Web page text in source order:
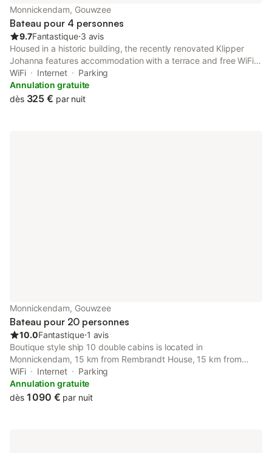
Monnickendam, Gouwzee
Bateau pour 4 personnes
9.7Fantastique⋅3 avis
Housed in a historic building, the recently renovated Klipper
Johanna features accommodation with a terrace and free WiFi.
The air-conditioned accommodation is 15 km from A'DAM
Lookout.
WiFi Internet
Parking
Annulation gratuite
dès 325 € par nuit
Monnickendam, Gouwzee
Bateau pour 20 personnes
10.0Fantastique⋅1 avis
Boutique style ship 10 double cabins is located in
Monnickendam, 15 km from Rembrandt House, 15 km from
Dutch National Opera & Ballet, and 16 km from Artis Zoo. Both
free WiFi and parking on-site are accessible at the boat free of
charge.
WiFi Internet
Parking
Annulation gratuite
dès 1 090 € par nuit